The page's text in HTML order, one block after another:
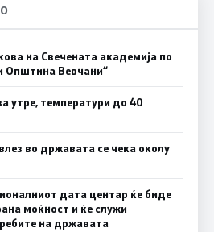
на Свечената академија по
Општина Вевчани“
утре, температури до 40
во државата се чека околу
дата центар ќе биде
моќност и ќе служи
на државата